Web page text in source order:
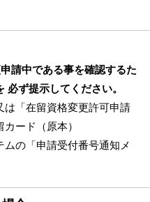
請中である事を確認するた
ず提示してください。
「在留資格変更許可申請
ード（原本）
の「申請受付番号通知メ